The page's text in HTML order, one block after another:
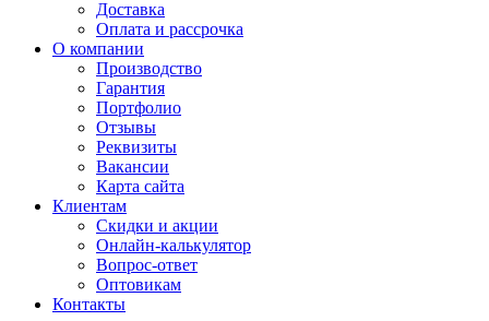
Доставка
Оплата и рассрочка
О компании
Производство
Гарантия
Портфолио
Отзывы
Реквизиты
Вакансии
Карта сайта
Клиентам
Скидки и акции
Онлайн-калькулятор
Вопрос-ответ
Оптовикам
Контакты